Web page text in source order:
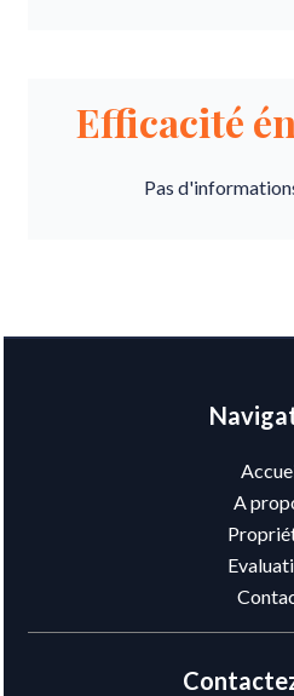
Efficacité
Pas
A